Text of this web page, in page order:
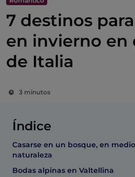
7 destinos
en invierno en
de Italia
3 minutos
Índice
Casarse en un bosque, en
naturaleza
Bodas alpinas en Valtellina